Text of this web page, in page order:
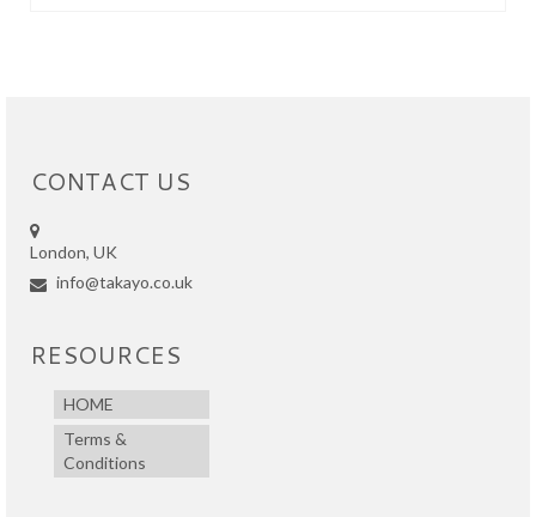
CONTACT US
London, UK
info@takayo.co.uk
RESOURCES
HOME
Terms &
Conditions